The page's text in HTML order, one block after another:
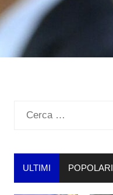
Ricerca
ULTIMI POPOLARI